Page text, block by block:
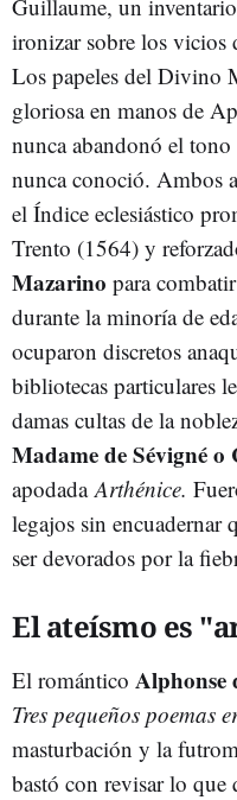
Guillaume, un
ironizar sobre los vicios
Los papeles del Divino
gloriosa en manos de
nunca abandonó el
nunca conoció. Ambos
el Índice eclesiástico
Trento (1564) y
Mazarino para
durante la minoría de
ocuparon discretos
bibliotecas particulares
damas cultas de la
Madame de Sévigné
apodada Arthénice.
legajos sin encuadernar
ser devorados por la
El ateísmo es
El romántico Alphonse
Tres pequeños poemas
masturbación y la
bastó con revisar lo que